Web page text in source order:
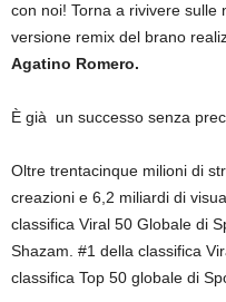
con noi! Torna a rivivere sulle
versione remix del brano
Agatino Romero.
È già un successo senza
Oltre trentacinque milioni di
creazioni e 6,2 miliardi di
classifica Viral 50 Globale di
Shazam. #1 della classifica
classifica Top 50 globale di